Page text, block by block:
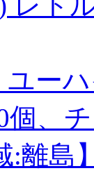
ユー
、
:離島